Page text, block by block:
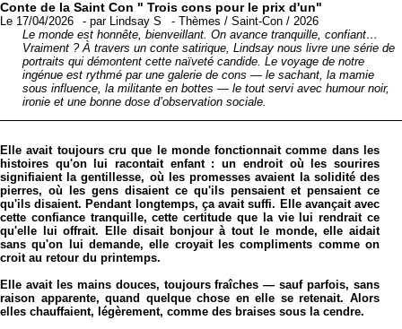
Conte de la Saint Con " Trois cons pour le prix d'un"
Le 17/04/2026 -par Lindsay S - Thèmes / Saint-Con/ 2026
Le monde est honnête, bienveillant. On avance tranquille, confiant…
Vraiment ? À travers un conte satirique, Lindsay nous livre une série de
portraits qui démontent cette naïveté candide. Le voyage de notre
ingénue est rythmé par une galerie de cons — le sachant, la mamie
sous influence, la militante en bottes — le tout servi avec humour noir,
ironie et une bonne dose d’observation sociale.
Elle avait toujours cru que le monde fonctionnait comme dans les
histoires qu'on lui racontait enfant : un endroit où les sourires
signifiaient la gentillesse, où les promesses avaient la solidité des
pierres, où les gens disaient ce qu'ils pensaient et pensaient ce
qu'ils disaient. Pendant longtemps, ça avait suffi. Elle avançait avec
cette confiance tranquille, cette certitude que la vie lui rendrait ce
qu'elle lui offrait. Elle disait bonjour à tout le monde, elle aidait
sans qu'on lui demande, elle croyait les compliments comme on
croit au retour du printemps.
Elle avait les mains douces, toujours fraîches — sauf parfois, sans
raison apparente, quand quelque chose en elle se retenait. Alors
elles chauffaient, légèrement, comme des braises sous la cendre.